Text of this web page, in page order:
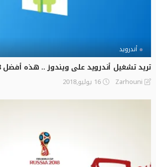
أندرويد
تريد تشغيل أندرويد على ويندوز .. هذه أفضل 8 برامج
Zarhouni 16 يوليو,2018